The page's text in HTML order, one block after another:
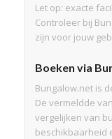
Let op: exacte
Controleer bij
zijn voor jouw
Boeken via
Bungalow.net is
De vermeldde
vergelijken van
beschikbaarheid